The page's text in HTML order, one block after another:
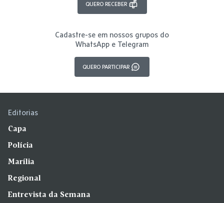
QUERO RECEBER
Cadastre-se em nossos grupos do
WhatsApp e Telegram
QUERO PARTICIPAR
Editorias
Capa
Polícia
Marília
Regional
Entrevista da Semana